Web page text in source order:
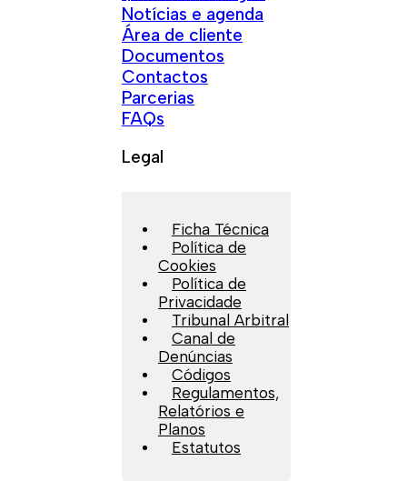
Notícias e agenda
Área de cliente
Documentos
Contactos
Parcerias
FAQs
Legal
Ficha Técnica
Política de
Cookies
Política de
Privacidade
Tribunal Arbitral
Canal de
Denúncias
Códigos
Regulamentos,
Relatórios e
Planos
Estatutos